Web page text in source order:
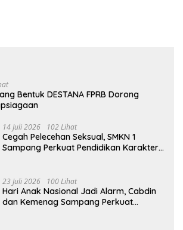
Bentuk DESTANA FPRB Dorong
14 Juli 2026 102 Lihat
Cegah Pelecehan Seksual, SMKN 1
Sampang Perkuat Pendidikan Karakter
23 Juli 2026 100 Lihat
Hari Anak Nasional Jadi Alarm, Cabdin
dan Kemenag Sampang Perkuat